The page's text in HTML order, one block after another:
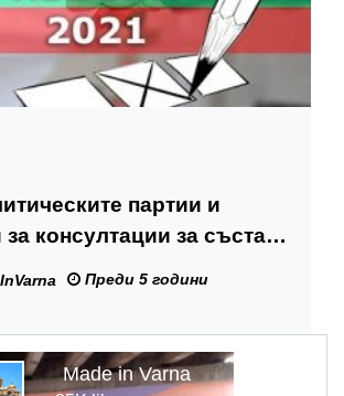
партии и
консултации за състав
Преди 5 години
Made in Varna